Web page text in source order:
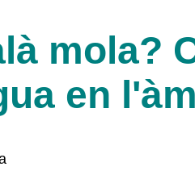
mola?
en